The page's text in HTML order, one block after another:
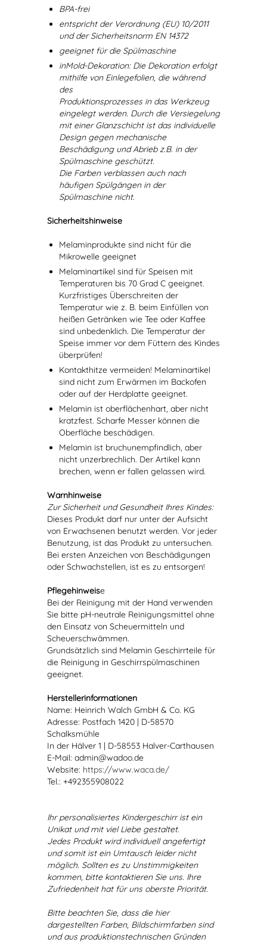
BPA-frei
entspricht der Verordnung (EU) 10/2011
und der Sicherheitsnorm EN 14372
geeignet für die Spülmaschine
inMold-Dekoration: Die Dekoration erfolgt
mithilfe von Einlegefolien, die während
des
Produktionsprozesses in das Werkzeug
eingelegt werden. Durch die Versiegelung
mit einer Glanzschicht ist das individuelle
Design gegen mechanische
Beschädigung und Abrieb z.B. in der
Spülmaschine geschützt.
Die Farben verblassen auch nach
häufigen Spülgängen in der
Spülmaschine nicht.
Sicherheitshinweise
Melaminprodukte sind nicht für die
Mikrowelle geeignet
Melaminartikel sind für Speisen mit
Temperaturen bis 70 Grad C geeignet.
Kurzfristiges Überschreiten der
Temperatur wie z. B. beim Einfüllen von
heißen Getränken wie Tee oder Kaffee
sind unbedenklich. Die Temperatur der
Speise immer vor dem Füttern des Kindes
überprüfen!
Kontakthitze vermeiden! Melaminartikel
sind nicht zum Erwärmen im Backofen
oder auf der Herdplatte geeignet.
Melamin ist oberflächenhart, aber nicht
kratzfest. Scharfe Messer können die
Oberfläche beschädigen.
Melamin ist bruchunempfindlich, aber
nicht unzerbrechlich. Der Artikel kann
brechen, wenn er fallen gelassen wird.
Warnhinweise
Zur Sicherheit und Gesundheit Ihres Kindes:
Dieses Produkt darf nur unter der Aufsicht
von Erwachsenen benutzt werden. Vor jeder
Benutzung, ist das Produkt zu untersuchen.
Bei ersten Anzeichen von Beschädigungen
oder Schwachstellen, ist es zu entsorgen!
Pflegehinweise
Bei der Reinigung mit der Hand verwenden
Sie bitte pH-neutrale Reinigungsmittel ohne
den Einsatz von Scheuermitteln und
Scheuerschwämmen.
Grundsätzlich sind Melamin Geschirrteile für
die Reinigung in Geschirrspülmaschinen
geeignet.
Herstellerinformationen
Name: Heinrich Walch GmbH & Co. KG
Adresse: Postfach 1420 | D-58570
Schalksmühle
In der Hälver 1 | D-58553 Halver-Carthausen
E-Mail: admin@wadoo.de
Website: https://www.waca.de/
Tel.: +492355908022
Ihr personalisiertes Kindergeschirr ist ein
Unikat und mit viel Liebe gestaltet.
Jedes Produkt wird individuell angefertigt
und somit ist ein Umtausch leider nicht
möglich. Sollten es zu Unstimmigkeiten
kommen, bitte kontaktieren Sie uns. Ihre
Zufriedenheit hat für uns oberste Priorität.
Bitte beachten Sie, dass die hier
dargestellten Farben, Bildschirmfarben sind
und aus produktionstechnischen Gründen